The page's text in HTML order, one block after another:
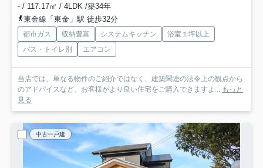
- / 117.17㎡ / 4LDK /築34年
東金線「東金」駅 徒歩32分
都市ガス 収納豊富 システムキッチン
浴室１坪以上
バス・トイレ別
エアコン
当店では、単なる物件のご紹介ではなく、建築関連の法令上の観点から
のアドバイスなど、お客様がより良い住宅をご購入できますよ...
もっと
見る
中古一戸建